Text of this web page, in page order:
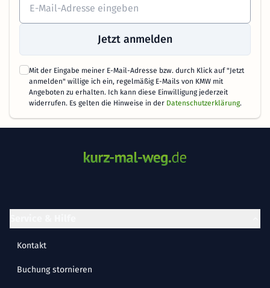
Jetzt anmelden
Mit der Eingabe meiner E-Mail-Adresse bzw. durch Klick auf "Jetzt
anmelden" willige ich ein, regelmäßig E-Mails von KMW mit
Angeboten zu erhalten. Ich kann diese Einwilligung jederzeit
widerrufen. Es gelten die Hinweise in der Datenschutzerklärung.
Kontakt
Buchung stornieren